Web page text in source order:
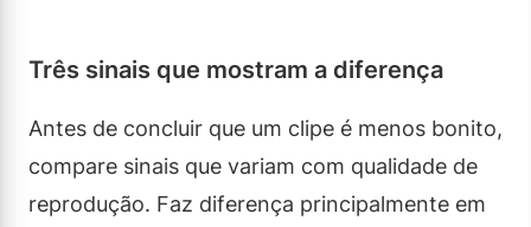
Três sinais que mostram a diferença
Antes de concluir que um clipe é menos bonito,
compare sinais que variam com qualidade de
reprodução. Faz diferença principalmente em